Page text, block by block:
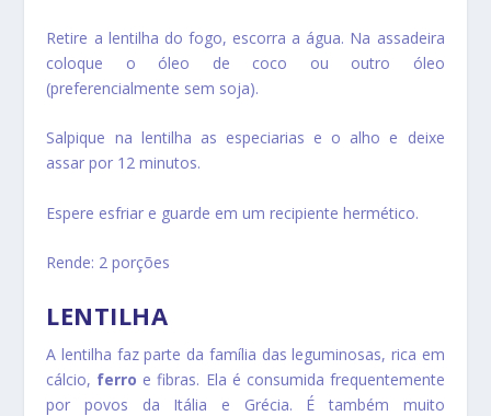
Retire a lentilha do fogo, escorra a água. Na assadeira
coloque o óleo de coco ou outro óleo
(preferencialmente sem soja).
Salpique na lentilha as especiarias e o alho e deixe
assar por 12 minutos.
Espere esfriar e guarde em um recipiente hermético.
Rende: 2 porções
LENTILHA
A lentilha faz parte da família das leguminosas, rica em
cálcio, ferro e fibras. Ela é consumida frequentemente
por povos da Itália e Grécia. É também muito